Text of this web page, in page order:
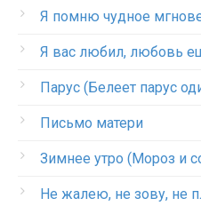
Я помню чудное
Я вас любил, любовь
Парус (Белеет парус
Письмо матери
Зимнее утро (Мороз и
Не жалею, не зову, не